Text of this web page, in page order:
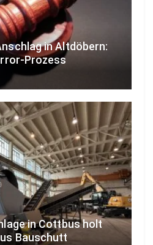
in Altdöbern:
Prozess
in Cottbus holt
Bauschutt